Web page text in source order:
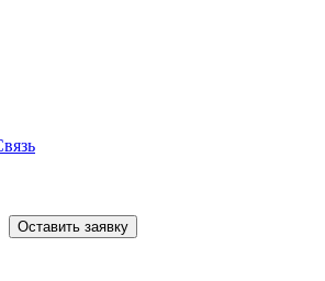
Оставить заявку